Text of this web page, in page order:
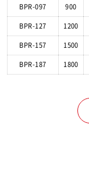
BPR-097
900
BPR-127
1200
BPR-157
1500
BPR-187
1800